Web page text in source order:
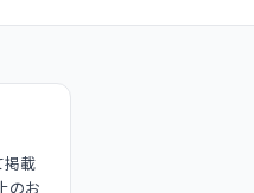
掲載
のお